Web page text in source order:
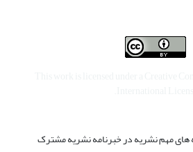
های مهم نشریه در خبرنامه نشریه مشترک